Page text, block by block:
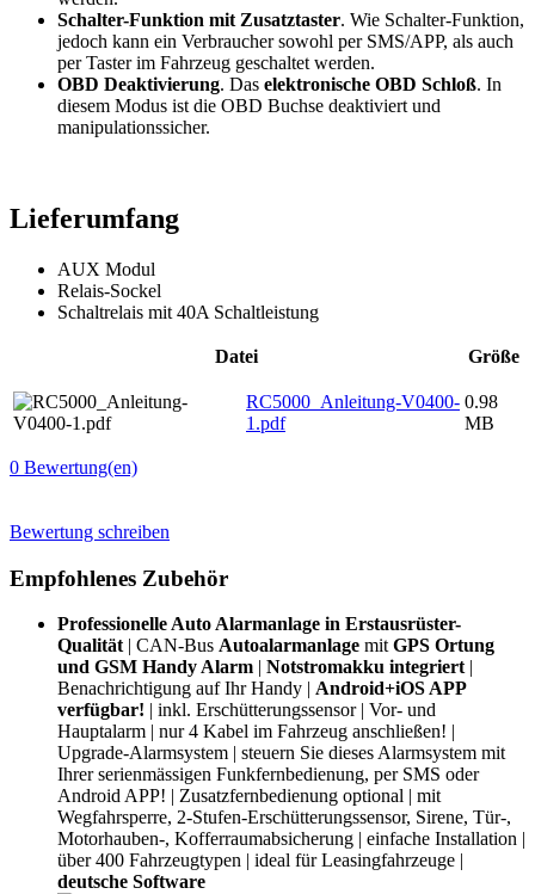
Schalter-Funktion mit Zusatztaster. Wie Schalter-Funktion,
jedoch kann ein Verbraucher sowohl per SMS/APP, als auch
per Taster im Fahrzeug geschaltet werden.
OBD Deaktivierung. Das elektronische OBD Schloß. In
diesem Modus ist die OBD Buchse deaktiviert und
manipulationssicher.
Lieferumfang
AUX Modul
Relais-Sockel
Schaltrelais mit 40A Schaltleistung
Datei Größe
RC5000_Anleitung-V0400-
1.pdf
0.98
MB
0 Bewertung(en)
Bewertung schreiben
Empfohlenes Zubehör
Professionelle Auto Alarmanlage in Erstausrüster-
Qualität | CAN-Bus Autoalarmanlage mit GPS Ortung
und GSM Handy Alarm | Notstromakku integriert |
Benachrichtigung auf Ihr Handy | Android+iOS APP
verfügbar! | inkl. Erschütterungssensor | Vor- und
Hauptalarm | nur 4 Kabel im Fahrzeug anschließen! |
Upgrade-Alarmsystem | steuern Sie dieses Alarmsystem mit
Ihrer serienmässigen Funkfernbedienung, per SMS oder
Android APP! | Zusatzfernbedienung optional | mit
Wegfahrsperre, 2-Stufen-Erschütterungssensor, Sirene, Tür-,
Motorhauben-, Kofferraumabsicherung | einfache Installation |
über 400 Fahrzeugtypen | ideal für Leasingfahrzeuge |
deutsche Software